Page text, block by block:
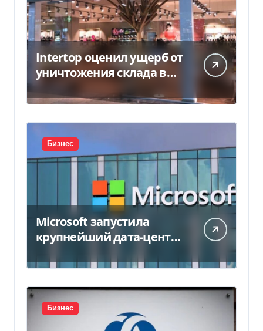
Intertop оценил ущерб от
уничтожения склада в
450 млн грн
Бизнес
Microsoft запустила
крупнейший дата-центр
миллиарда
Бизнес